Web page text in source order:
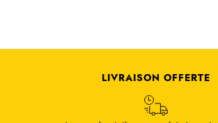
LIVRAISON OFFERTE